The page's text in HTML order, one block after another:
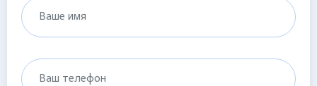
Ваше имя
Ваш телефон